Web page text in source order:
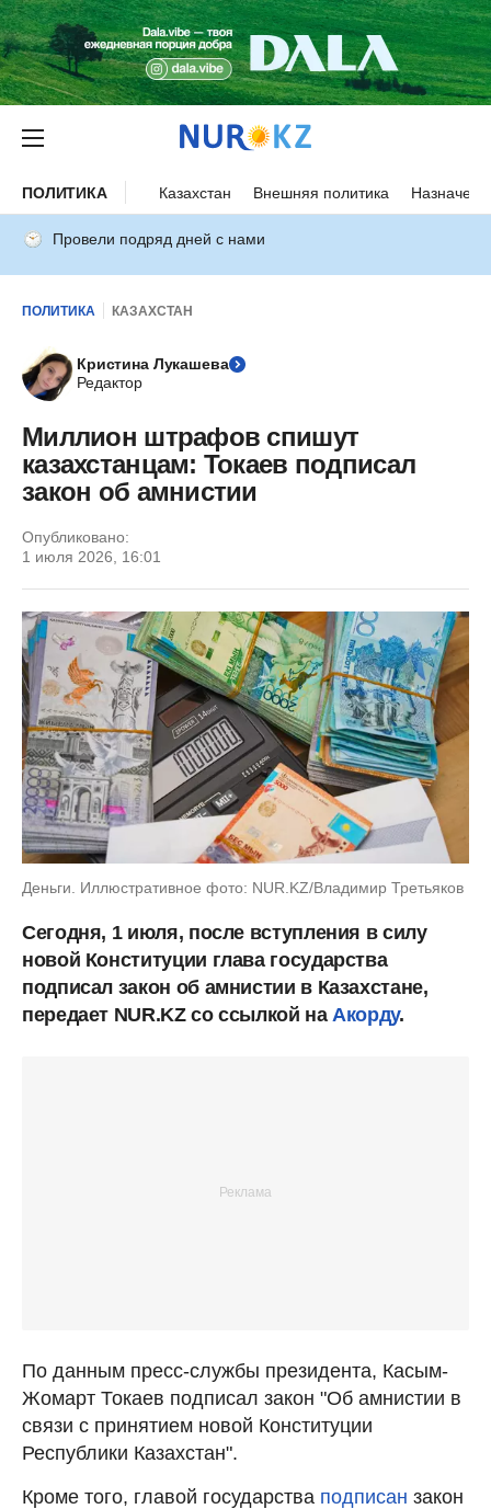
ПОЛИТИКА Казахстан Внешняя политика
Провели подряд дней с нами
ПОЛИТИКА КАЗАХСТАН
Кристина Лукашева
Редактор
Миллион штрафов спишут
казахстанцам: Токаев подписал
закон об амнистии
Опубликовано:
1 июля 2026, 16:01
Деньги. Иллюстративное фото: NUR.KZ/Владимир Третьяков
Сегодня, 1 июля, после вступления в силу
новой Конституции глава государства
подписал закон об амнистии в Казахстане,
передает NUR.KZ со ссылкой на Акорду.
По данным пресс-службы президента, Касым-
Жомарт Токаев подписал закон "Об амнистии в
связи с принятием новой Конституции
Республики Казахстан".
Кроме того, главой государства подписан закон